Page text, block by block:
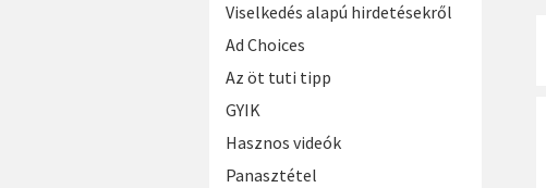
Viselkedés alapú hirdetésekről
Ad Choices
Az öt tuti tipp
GYIK
Hasznos videók
Panasztétel